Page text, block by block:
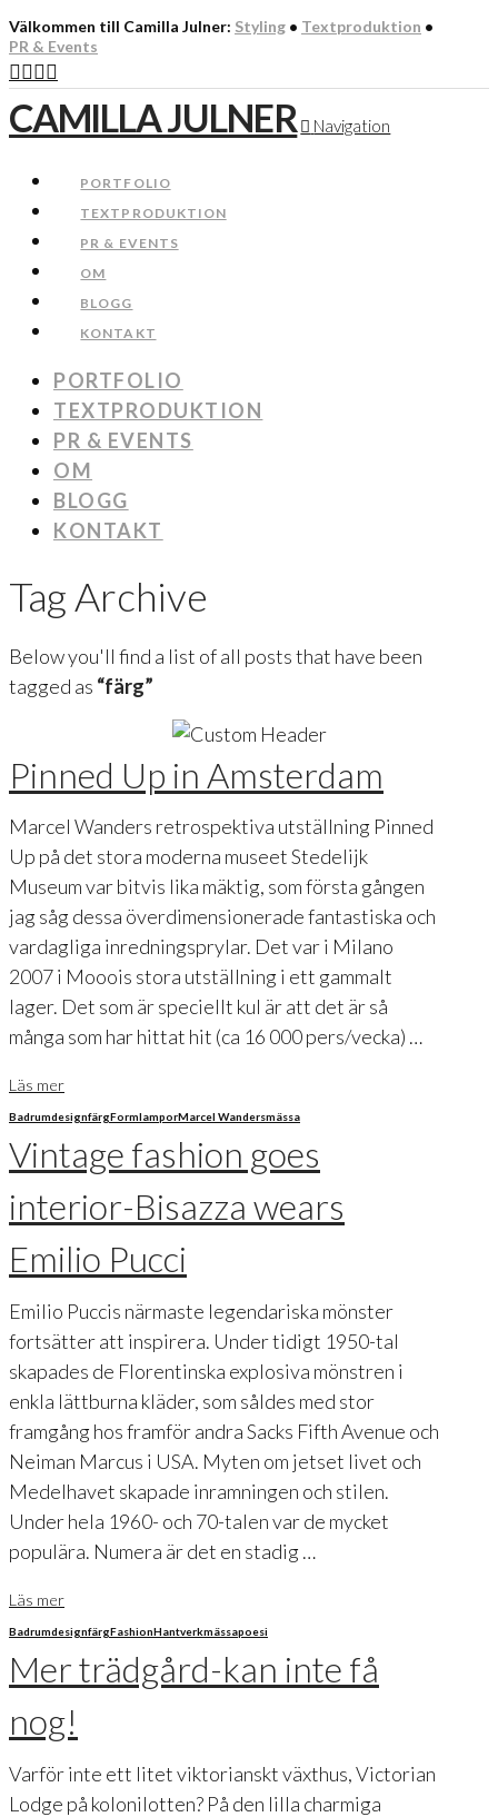
Välkommen till Camilla Julner: Styling • Textproduktion •
PR & Events
CAMILLA JULNER Navigation
PORTFOLIO
TEXTPRODUKTION
PR & EVENTS
OM
BLOGG
KONTAKT
PORTFOLIO
TEXTPRODUKTION
PR & EVENTS
OM
BLOGG
KONTAKT
Tag Archive
Below you'll find a list of all posts that have been
tagged as “färg”
Pinned Up in Amsterdam
Marcel Wanders retrospektiva utställning Pinned
Up på det stora moderna museet Stedelijk
Museum var bitvis lika mäktig, som första gången
jag såg dessa överdimensionerade fantastiska och
vardagliga inredningsprylar. Det var i Milano
2007 i Mooois stora utställning i ett gammalt
lager. Det som är speciellt kul är att det är så
många som har hittat hit (ca 16 000 pers/vecka) …
Läs mer
BadrumdesignfärgFormlamporMarcel Wandersmässa
Vintage fashion goes
interior-Bisazza wears
Emilio Pucci
Emilio Puccis närmaste legendariska mönster
fortsätter att inspirera. Under tidigt 1950-tal
skapades de Florentinska explosiva mönstren i
enkla lättburna kläder, som såldes med stor
framgång hos framför andra Sacks Fifth Avenue och
Neiman Marcus i USA. Myten om jetset livet och
Medelhavet skapade inramningen och stilen.
Under hela 1960- och 70-talen var de mycket
populära. Numera är det en stadig …
Läs mer
BadrumdesignfärgFashionHantverkmässapoesi
Mer trädgård-kan inte få
nog!
Varför inte ett litet viktorianskt växthus, Victorian
Lodge på kolonilotten? På den lilla charmiga